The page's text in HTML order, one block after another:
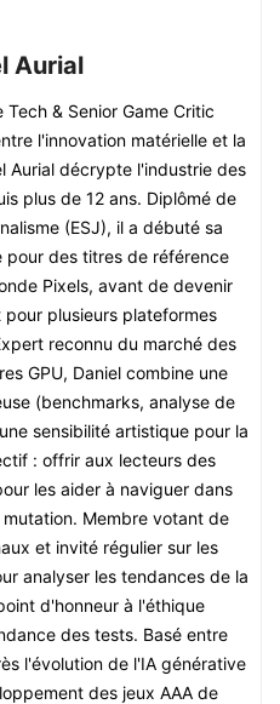
Aurial
Tech & Senior Game Critic
l'innovation matérielle et la
Aurial décrypte l'industrie des
plus de 12 ans. Diplômé de
(ESJ), il a débuté sa
des titres de référence
Pixels, avant de devenir
plusieurs plateformes
reconnu du marché des
GPU, Daniel combine une
(benchmarks, analyse de
sensibilité artistique pour la
: offrir aux lecteurs des
les aider à naviguer dans
Membre votant de
et invité régulier sur les
analyser les tendances de la
d'honneur à l'éthique
des tests. Basé entre
l'évolution de l'IA générative
des jeux AAA de